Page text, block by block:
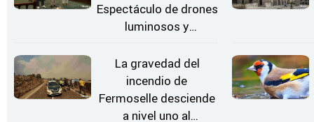
Espectáculo de drones
luminosos y
Estrellas
La gravedad del
incendio de
Fermoselle desciende
a nivel uno al